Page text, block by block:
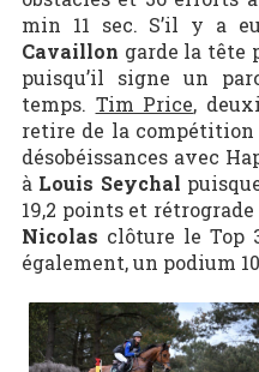
min 11 sec. S’il y a
Cavaillon garde la tête
puisqu’il signe un
temps. Tim Price,
retire de la compétition
désobéissances avec
à Louis Seychal
19,2 points et
Nicolas clôture le Top
également, un podium